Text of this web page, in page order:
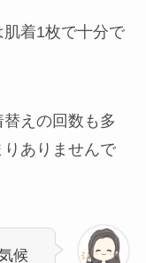
着1枚で十分で
えの回数も多
ありませんで
候